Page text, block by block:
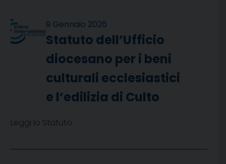
9 Gennaio 2026
Statuto dell’Ufficio
diocesano per i beni
culturali ecclesiastici
e l’edilizia di Culto
Leggi lo Statuto